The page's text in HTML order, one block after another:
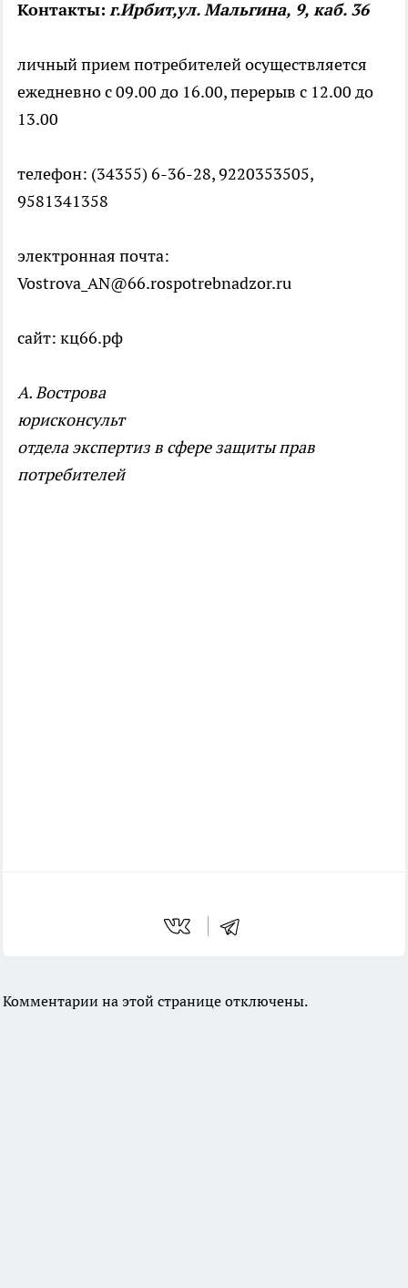
Контакты: г.Ирбит,ул. Мальгина, 9, каб. 36
личный прием потребителей осуществляется
ежедневно с 09.00 до 16.00, перерыв с 12.00 до
13.00
телефон: (34355) 6-36-28, 9220353505,
9581341358
электронная почта:
Vostrova_AN@66.rospotrebnadzor.ru
сайт: кц66.рф
А. Вострова
юрисконсульт
отдела экспертиз в сфере защиты прав
потребителей
Комментарии на этой странице отключены.